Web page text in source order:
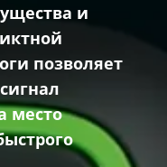
и
позволяет
место